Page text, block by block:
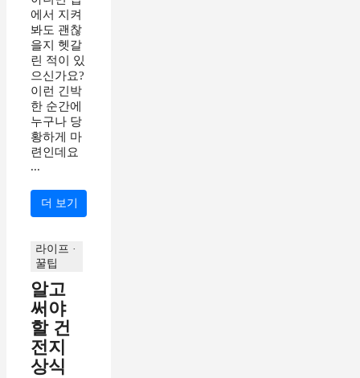
에서 지켜
봐도 괜찮
을지 헷갈
린 적이 있
으신가요?
이런 긴박
한 순간에
누구나 당
황하게 마
련인데요
...
더 보기
라이프 ·
꿀팁
알고
써야
할 건
전지
상식